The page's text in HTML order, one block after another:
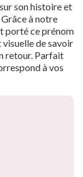
son histoire et
à notre
porté ce prénom
visuelle de savoir
retour. Parfait
à vos